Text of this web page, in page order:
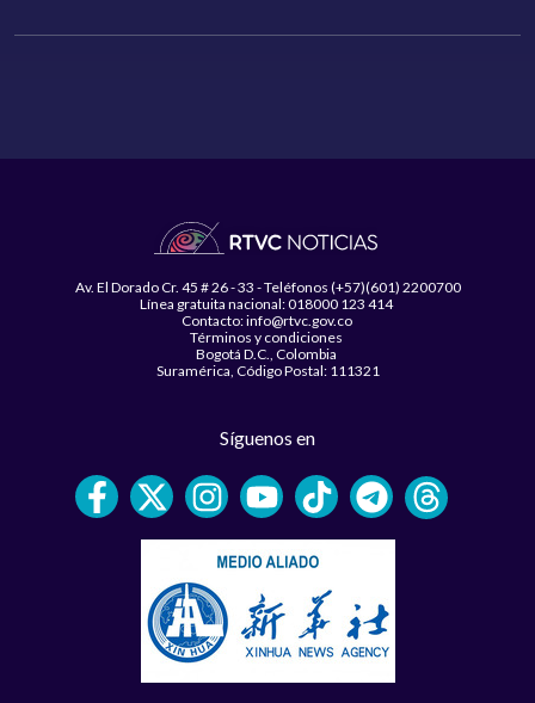
Av. El Dorado Cr. 45 # 26 - 33 - Teléfonos (+57)(601) 2200700
Línea gratuita nacional: 018000 123 414
Contacto: info@rtvc.gov.co
Términos y condiciones
Bogotá D.C., Colombia
Suramérica, Código Postal: 111321
Síguenos en